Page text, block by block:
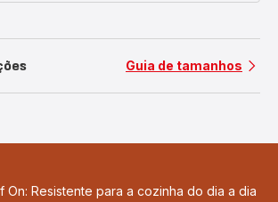
Guia de tamanhos
On: Resistente para a cozinha do dia a dia